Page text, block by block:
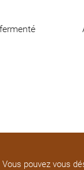
Vous pouvez vous